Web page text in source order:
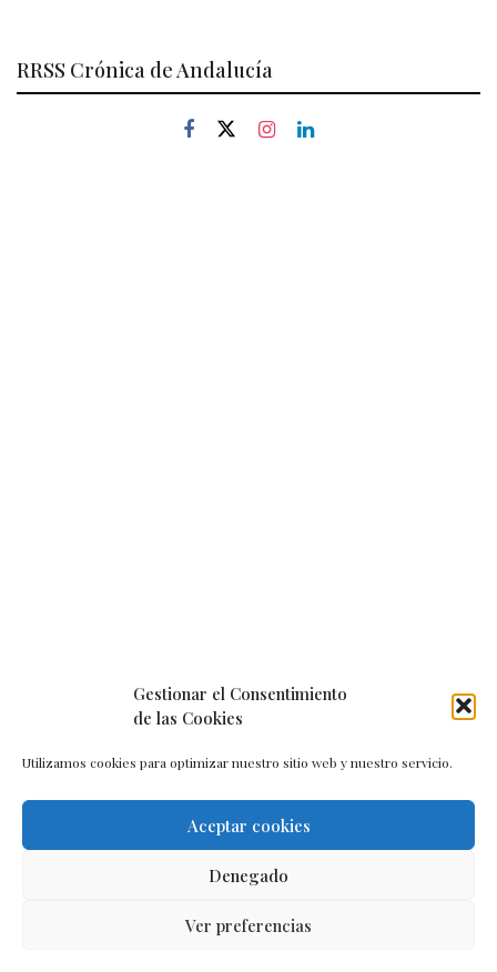
Gestionar el Consentimiento
de las Cookies
Utilizamos cookies para optimizar nuestro sitio web y nuestro servicio.
Aceptar cookies
Denegado
Ver preferencias
RRSS Crónica de Andalucía
Política de cookies